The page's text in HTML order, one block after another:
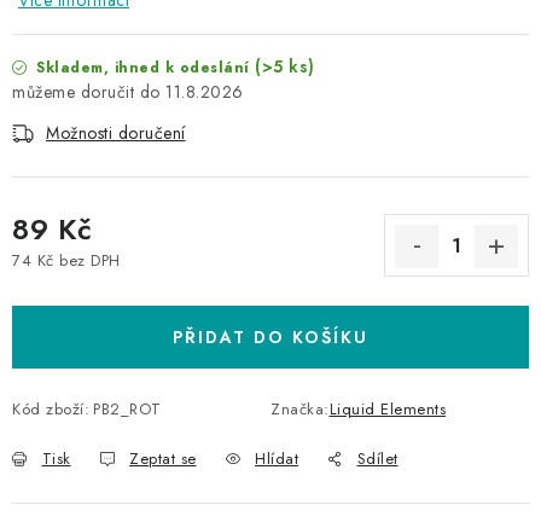
Skladem, ihned k odeslání (>5 ks)
11.8.2026
Možnosti doručení
89 Kč
74 Kč bez DPH
PŘIDAT DO KOŠÍKU
Kód zboží: PB2_ROT Značka:Liquid Elements
Tisk Zeptat se Hlídat Sdílet